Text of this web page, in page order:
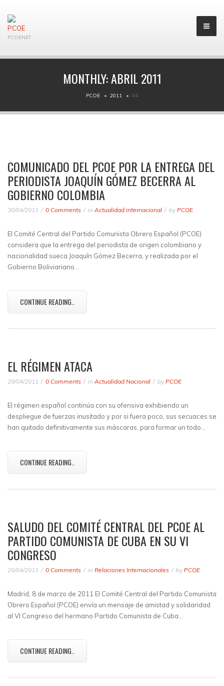
PCOENET
MONTHLY:ABRIL 2011
PCOE 2011 04
COMUNICADO DEL PCOE POR LA ENTREGA DEL
PERIODISTA JOAQUÍN GÓMEZ BECERRA AL
GOBIERNO COLOMBIA
30/04/2011 0 Comments in Actualidad internacional by PCOE
El Comité Central del Partido Comunista Obrero Español (PCOE)
considera que la entrega del periodista de origen colombiano y
nacionalidad sueca Joaquín Gómez Becerra, y realizada por el
Gobierno Boliviariano…
CONTINUE READING..
EL RÉGIMEN ATACA
29/04/2011 0 Comments in Actualidad Nacional by PCOE
El régimen español continúa con su ofensiva exhibiendo un
despliegue de fuerzas inusitado y por si fuera poco, sus secuaces se
han quitado definitivamente sus máscaras, para formar un todo…
CONTINUE READING..
SALUDO DEL COMITÉ CENTRAL DEL PCOE AL
PARTIDO COMUNISTA DE CUBA EN SU VI
CONGRESO
25/04/2011 0 Comments in Relaciones Internacionales by PCOE
Madrid, 8 de marzo de 2011 El Comité Central del Partido Comunista
Obrero Español (PCOE) envía un mensaje de amistad y solidaridad
al VI Congreso del hermano Partido Comunista de Cuba…
CONTINUE READING..